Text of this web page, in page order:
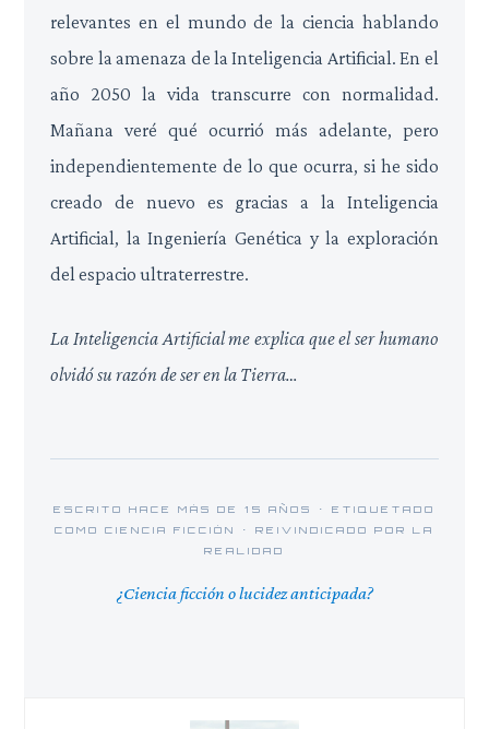
relevantes en el mundo de la ciencia hablando
sobre la amenaza de la Inteligencia Artificial. En el
año 2050 la vida transcurre con normalidad.
Mañana veré qué ocurrió más adelante, pero
independientemente de lo que ocurra, si he sido
creado de nuevo es gracias a la Inteligencia
Artificial, la Ingeniería Genética y la exploración
del espacio ultraterrestre.
La Inteligencia Artificial me explica que el ser humano
olvidó su razón de ser en la Tierra…
ESCRITO HACE MÁS DE 15 AÑOS · ETIQUETADO
COMO CIENCIA FICCIÓN · REIVINDICADO POR LA
REALIDAD
¿Ciencia ficción o lucidez anticipada?